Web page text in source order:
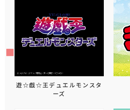
遊☆戯☆王デュエルモンスタ
ーズ